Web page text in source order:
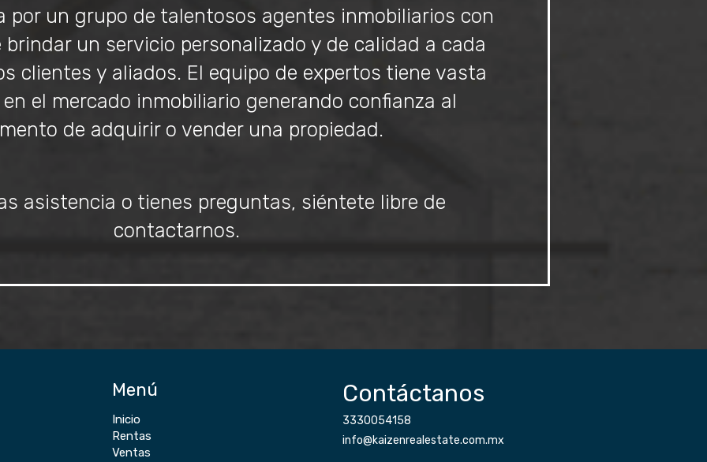
por un grupo de talentosos agentes inmobiliarios con
un servicio personalizado y de calidad a cada
clientes y aliados. El equipo de expertos tiene vasta
el mercado inmobiliario generando confianza al
de adquirir o vender una propiedad.
asistencia o tienes preguntas, siéntete libre de
contactarnos.
Menú
Inicio
Rentas
Ventas
Contáctanos
3330054158
info@kaizenrealestate.com.mx